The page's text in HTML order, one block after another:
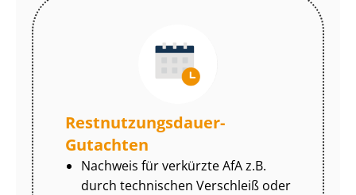
Rest­nut­zungs­dau­er-
Gutachten
Nachweis für verkürzte AfA z.B.
durch technischen Verschleiß oder